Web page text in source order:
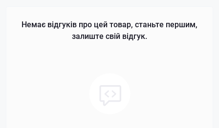
Немає відгуків про цей товар, станьте першим,
залиште свій відгук.